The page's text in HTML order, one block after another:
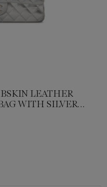
LEATHER
WITH SILVER